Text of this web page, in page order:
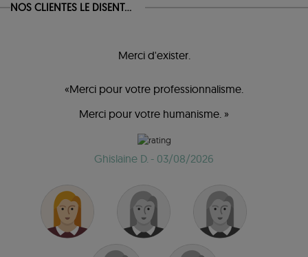
NOS CLIENTES LE DISENT...
Merci d'exister.
«Merci pour votre professionnalisme.
Merci pour votre humanisme. »
Ghislaine D. - 03/08/2026